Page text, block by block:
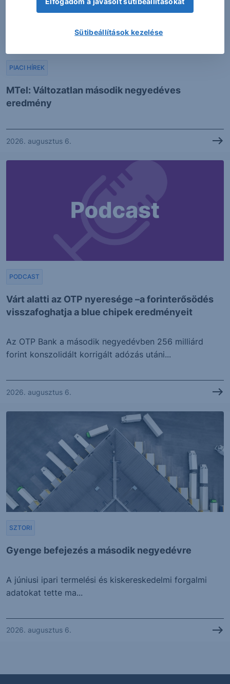
MTel: Változatlan második negyedéves
eredmény
PIACI HÍREK
2026. augusztus 6.
Várt alatti az OTP nyeresége –a forinterősödés
visszafoghatja a blue chipek eredményeit
PODCAST
Az OTP Bank a második negyedévben 256 milliárd
forint konszolidált korrigált adózás utáni...
2026. augusztus 6.
Gyenge befejezés a második negyedévre
SZTORI
A júniusi ipari termelési és kiskereskedelmi forgalmi
adatokat tette ma...
2026. augusztus 6.
Sütibeállítások kezelése